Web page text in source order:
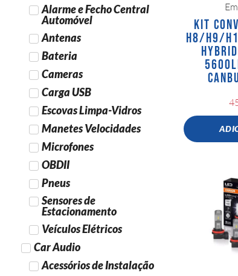
Alarme e Fecho Central
Automóvel
Antenas
Bateria
Cameras
Carga USB
Escovas Limpa-Vidros
Manetes Velocidades
Microfones
OBDII
Pneus
Sensores de
Estacionamento
Veículos Elétricos
Car Audio
Acessórios de Instalação
KIT
H8/H9/